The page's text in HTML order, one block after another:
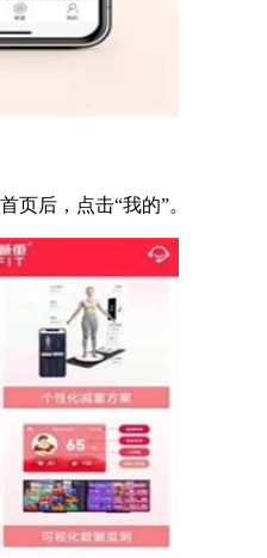
页后，点击“我的”。